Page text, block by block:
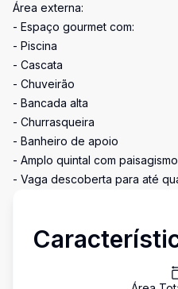
Área externa:
- Espaço gourmet com:
- Piscina
- Cascata
- Chuveirão
- Bancada alta
- Churrasqueira
- Banheiro de apoio
- Amplo quintal com paisagismo
- Vaga descoberta para até